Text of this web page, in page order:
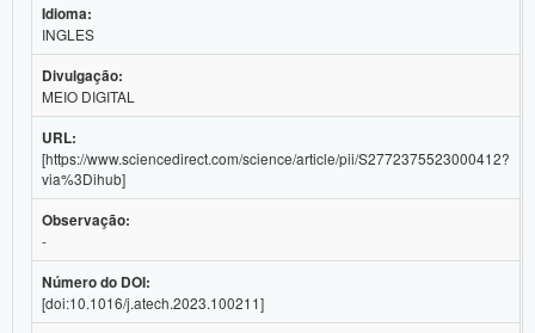
Idioma:
INGLES
Divulgação:
MEIO DIGITAL
URL:
[https://www.sciencedirect.com/science/article/pii/S2772375523000412?
via%3Dihub]
Observação:
-
Número do DOI:
[doi:10.1016/j.atech.2023.100211]